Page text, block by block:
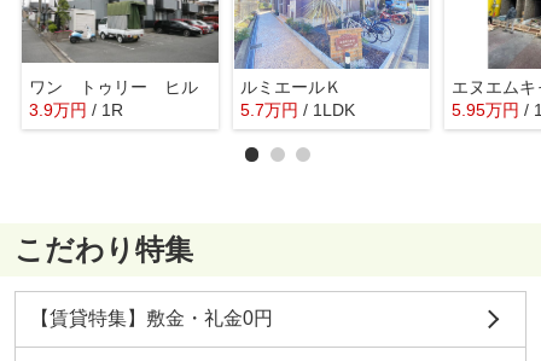
ワン トゥリー ヒル
3.9万円 / 1R
ルミエールＫ
5.7万円 / 1LDK 5.95万円 /
こだわり特集
【賃貸特集】敷金・礼金0円